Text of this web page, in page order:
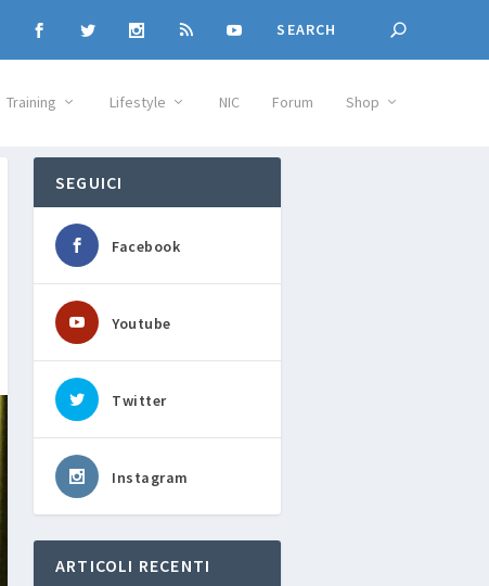
Training Lifestyle NIC Forum Shop
SEGUICI
Facebook
Youtube
Twitter
Instagram
ARTICOLI RECENTI